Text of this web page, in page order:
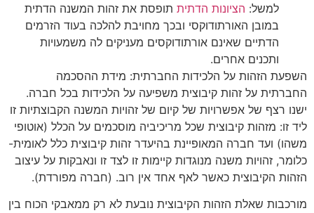
למשל: הציונות הדתית תופסת את זהות המשנה הדתית
במובן האורתודוקסי ובכך מחויבת להלכה בעוד הזרמים
הדתיים שאינם אורתודוקסים מעניקים לה משמעויות
ותכנים אחרים.
השפעת הזהות על הלכידות החברתית: מידת ההסכמה
החברתית על זהות קיבוצית משפיעה על הלכידות בכל חברה.
ישנו רצף של אפשרויות של קיום של זהויות המשנה הקבוצתיות זו
ליד זו: מזהות קיבוצית שכל מריכיביה מוסכמים על הכלל (אוטופי
משהו) ועד חברה המאופיינת בהיעדר זהות קיבוצית כלל לאומית-
כלומר, זהויות משנה מנוגדות קיימות זו לצד זו ונאבקות על עיצוב
הזהות הקיבוצית כאשר לאף אחד אין רוב. (חברה מפורדת).
מורכבות שאלת הזהות הקיבוצית נובעת לא רק ממאבקי הכוח בין